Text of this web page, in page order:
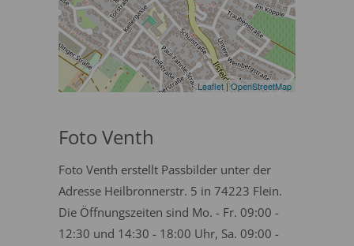
Leaflet|OpenStreetMap
Foto Venth
Foto Venth erstellt Passbilder unter der
Adresse Heilbronnerstr. 5 in 74223 Flein.
Die Öffnungszeiten sind Mo. - Fr. 09:00 -
12:30 und 14:30 - 18:00 Uhr, Sa. 09:00 -